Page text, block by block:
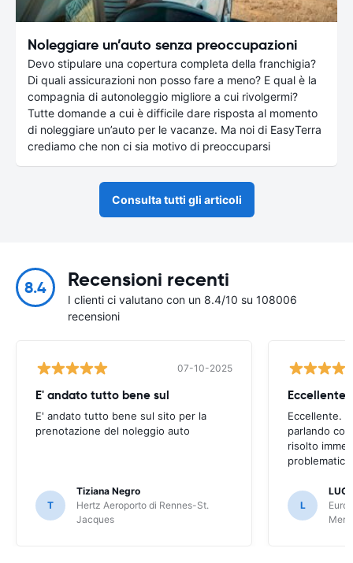
Noleggiare un’auto senza preoccupazioni
Devo stipulare una copertura completa della franchigia?
Di quali assicurazioni non posso fare a meno? E qual è la
compagnia di autonoleggio migliore a cui rivolgermi?
Tutte domande a cui è difficile dare risposta al momento
di noleggiare un’auto per le vacanze. Ma noi di EasyTerra
crediamo che non ci sia motivo di preoccuparsi
Consulta tutti gli articoli
8.4 Recensioni recenti
I clienti ci valutano con un 8.4/10 su 108006
recensioni
07-10-2025
E' andato tutto bene sul
E' andato tutto bene sul sito per la
prenotazione del noleggio auto
T
Tiziana Negro
Hertz Aeroporto di Rennes-St.
Jacques
Eccellente.
parlando
risolto
L